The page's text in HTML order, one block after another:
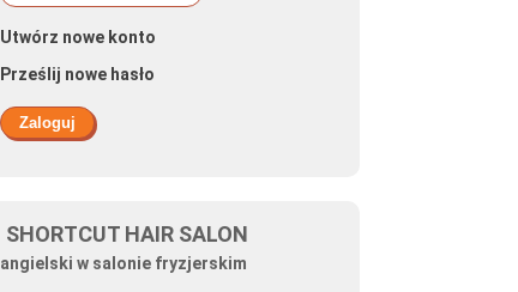
Utwórz nowe konto
Prześlij nowe hasło
SHORTCUT HAIR SALON
angielski w salonie fryzjerskim